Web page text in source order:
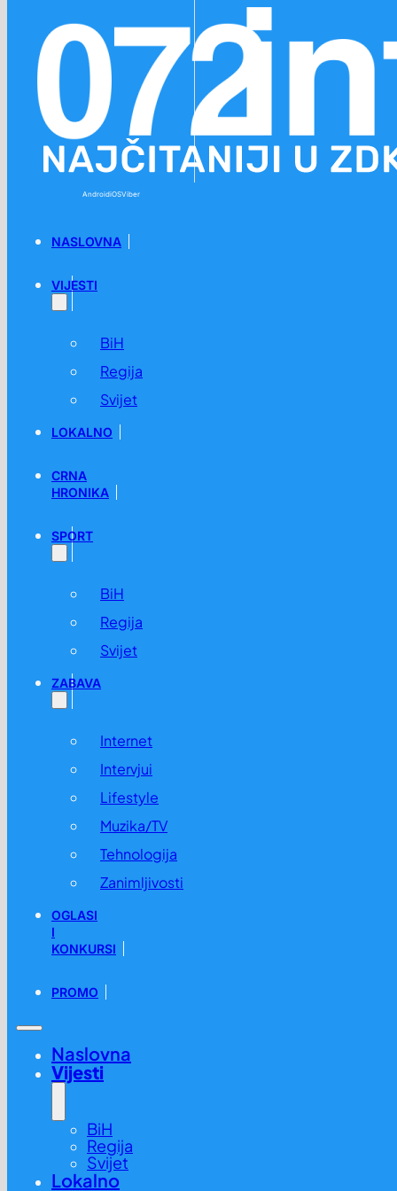
AndroidiOSViber
NASLOVNA
VIJESTI
BiH
Regija
Svijet
LOKALNO
CRNA
HRONIKA
SPORT
BiH
Regija
Svijet
ZABAVA
Internet
Intervjui
Lifestyle
Muzika/TV
Tehnologija
Zanimljivosti
OGLASI
I
KONKURSI
PROMO
Naslovna
Vijesti
BiH
Regija
Svijet
Lokalno